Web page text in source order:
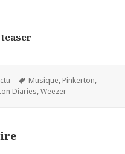
Mots-
clés
Musique, Pinkerton,
Diaries,Weezer